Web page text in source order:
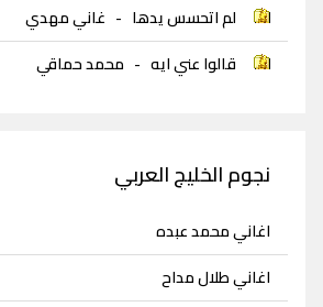
لم اتحسس يدها - غاني مهدي
قالوا عني ايه - محمد حماقي
نجوم الخليج العربي
اغاني محمد عبده
اغاني طلال مداح